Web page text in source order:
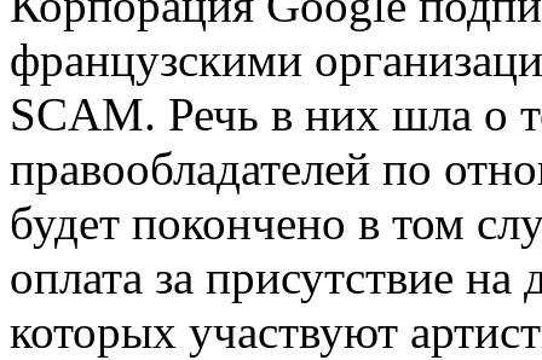
французскими
SCAM. Речь в них шла о
правообладателей по
будет покончено в том
оплата за присутствие
которых участвуют